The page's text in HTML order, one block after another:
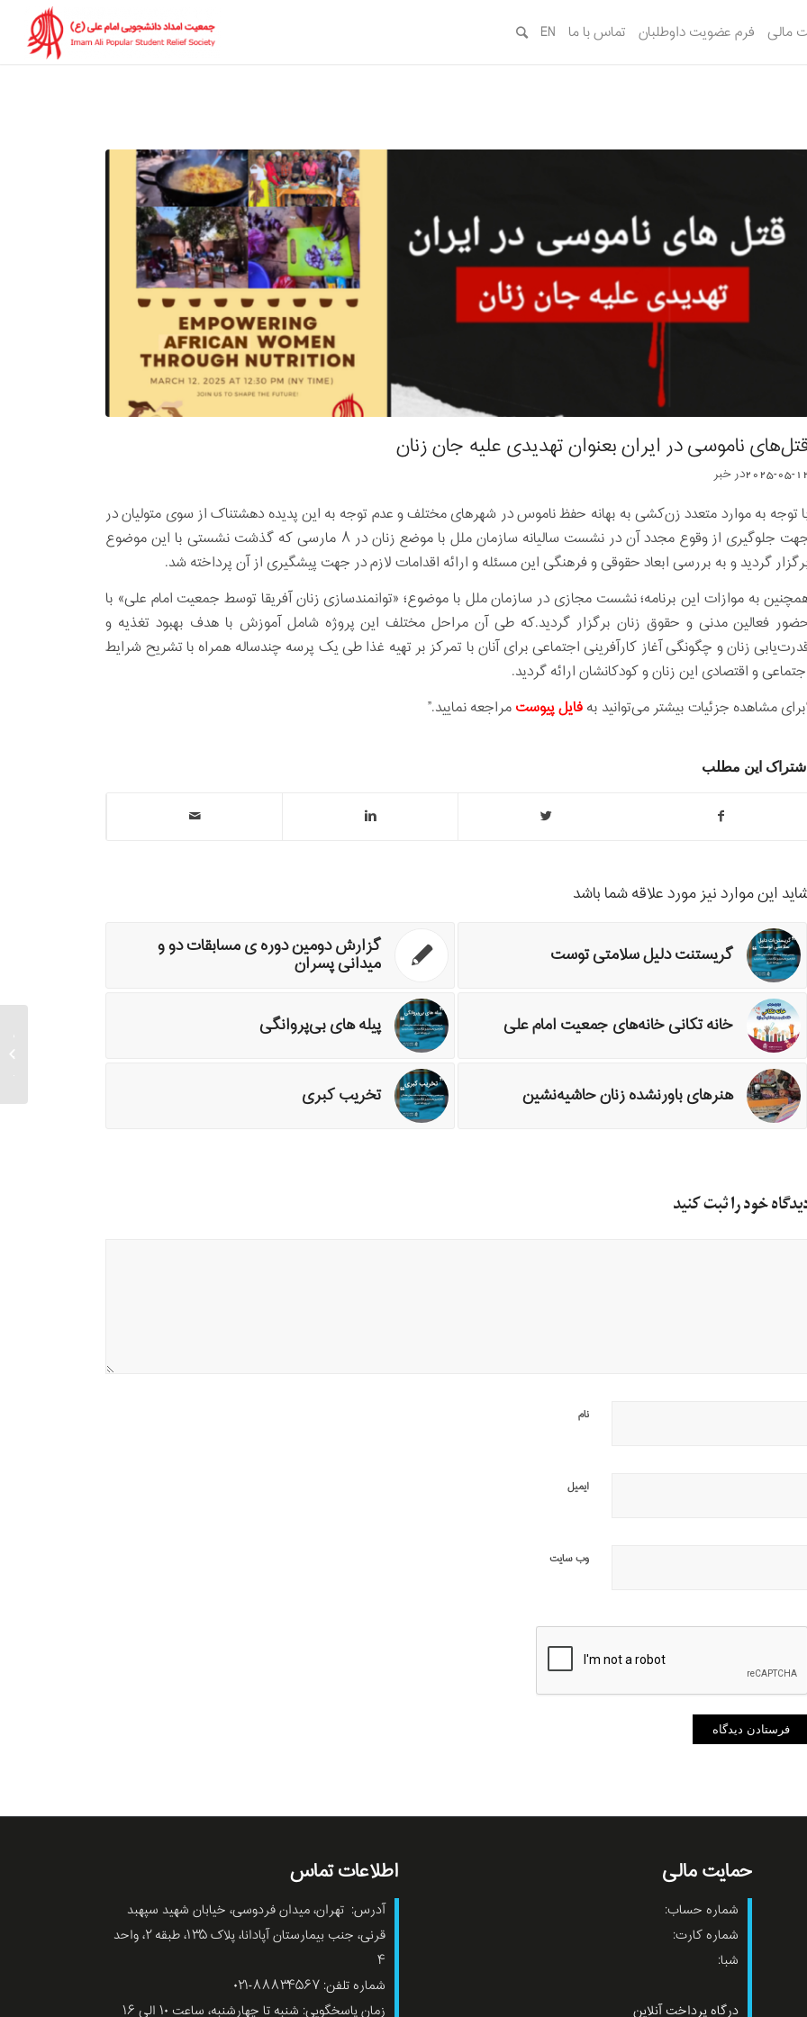
مالی فرم عضویت داوطلبان تماس با ما EN
ناموسی در ایران بعنوان تهدیدی علیه جان زنان
2025-05-12درخبر
توجه به موارد متعدد زن‌کشی به بهانه حفظ ناموس در شهرهای مختلف و عدم توجه به این پدیده دهشتناک از سوی متولیان در
جهت جلوگیری از وقوع مجدد آن در نشست سالیانه سازمان ملل با موضع زنان در ۸ مارسی که گذشت نشستی با این موضوع
گردید و به بررسی ابعاد حقوقی و فرهنگی این مسئله و ارائه اقدامات لازم در جهت پیشگیری از آن پرداخته شد.
به موازات این برنامه؛ نشست مجازی در سازمان ملل با موضوع؛ «توانمندسازی زنان آفریقا توسط جمعیت امام علی» با
فعالین مدنی و حقوق زنان برگزار گردید.که طی آن مراحل مختلف این پروژه شامل آموزش با هدف بهبود تغذیه و
زنان و چگونگی آغاز کارآفرینی اجتماعی برای آنان با تمرکز بر تهیه غذا طی یک پرسه چندساله همراه با تشریح شرایط
و اقتصادی این زنان و کودکانشان ارائه گردید.
مشاهده جزئیات بیشتر می‌توانید بهفایل پیوستمراجعه نمایید.”
اشتراک این مطلب
این موارد نیز مورد علاقه شما باشد
گزارش دومین دوره ی مسابقات دو و
میدانی پسران گریستنت دلیل سلامتی توست
پیله های بی‌پروانگی خانه تکانی خانه‌های جمعیت امام علی
تخریب کبری هنرهای باورنشده زنان حاشيه‌نشين
خود را ثبت کنید
نام
ایمیل
وب‌ سایت
اطلاعات تماس
آدرس: تهران، میدان فردوسی، خیابان شهید سپهبد
قرنی، جنب بیمارستان آپادانا، پلاک ۱۳۵، طبقه ۲، واحد
۴
شماره تلفن: ۸۸۸۳۴۵۶۷-۰۲۱
زمان پاسخگویی: شنبه تا چهارشنبه، ساعت ۱۰ الی ۱۶
حمایت مالی
شماره حساب:
شماره کارت:
شبا:
درگاه پرداخت آنلاین
در
ریا